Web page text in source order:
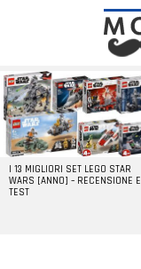
LATEST
STORIES
I 13 MIGLIORI SET LEGO STAR
WARS [ANNO] – RECENSIONE E
TEST